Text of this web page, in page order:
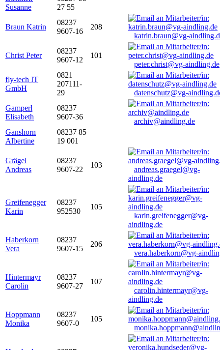
Susanne
27 55
Braun Katrin
08237
9607-16
208
katrin.braun@vg-
Christ Peter
08237
9607-12
101
peter.christ@vg-aindling.de
fly-tech IT
GmbH
0821
207111-
29
datenschutz@vg-
Gamperl
Elisabeth
08237
9607-36
archiv@aindling.de
Ganshorn
Albertine
08237 85
19 001
Grägel
Andreas
08237
9607-22
103
andreas.graegel@vg-
aindling.de
Greifenegger
Karin
08237
952530
105
karin.greifenegger@vg-
aindling.de
Haberkorn
Vera
08237
9607-15
206
vera.haberkorn@vg-
Hintermayr
Carolin
08237
9607-27
107
carolin.hintermayr@vg-
aindling.de
Hoppmann
Monika
08237
9607-0
105